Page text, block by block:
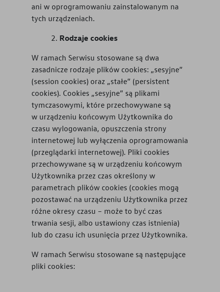
ani w oprogramowaniu zainstalowanym na
tych urządzeniach.
Rodzaje cookies
W ramach Serwisu stosowane są dwa
zasadnicze rodzaje plików cookies: „sesyjne”
(session cookies) oraz „stałe” (persistent
cookies). Cookies „sesyjne” są plikami
tymczasowymi, które przechowywane są
w urządzeniu końcowym Użytkownika do
czasu wylogowania, opuszczenia strony
internetowej lub wyłączenia oprogramowania
(przeglądarki internetowej). Pliki cookies
przechowywane są w urządzeniu końcowym
Użytkownika przez czas określony w
parametrach plików cookies (cookies mogą
pozostawać na urządzeniu Użytkownika przez
różne okresy czasu – może to być czas
trwania sesji, albo ustawiony czas istnienia)
lub do czasu ich usunięcia przez Użytkownika.
W ramach Serwisu stosowane są następujące
pliki cookies: